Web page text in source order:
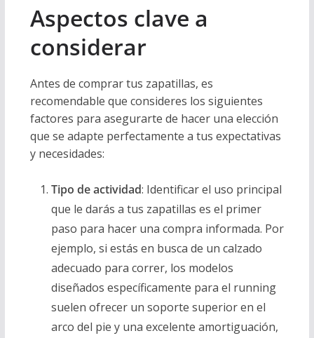
Aspectos clave a
considerar
Antes de comprar tus zapatillas, es
recomendable que consideres los siguientes
factores para asegurarte de hacer una elección
que se adapte perfectamente a tus expectativas
y necesidades:
Tipo de actividad: Identificar el uso principal
que le darás a tus zapatillas es el primer
paso para hacer una compra informada. Por
ejemplo, si estás en busca de un calzado
adecuado para correr, los modelos
diseñados específicamente para el running
suelen ofrecer un soporte superior en el
arco del pie y una excelente amortiguación,